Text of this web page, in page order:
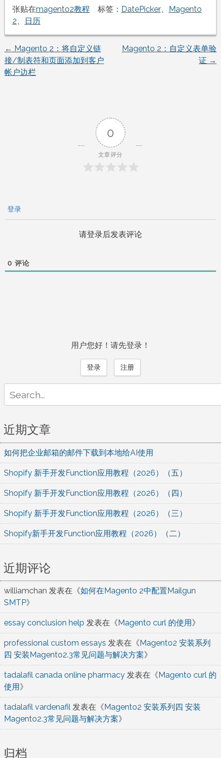
张贴在magento2教程 标签： DatePicker、
Magento
2、 日历
文
章
← Magento 2：将自定义链
接/制表符和页面添加到客户
帐户边栏
Magento 2：自定义表单验
证 →
0
文章评分
登录
请登录后发表评论
0 评论
用户您好！请先登录！
登录 注册
for:
近期文章
如何把企业邮箱的邮件下载到本地给AI使用
Shopify 新手开发Function应用教程（2026）（五）
Shopify 新手开发Function应用教程（2026）（四）
Shopify 新手开发Function应用教程（2026）（三）
Shopify新手开发Function应用教程（2026）（二）
近期评论
williamchan 发表在《如何在Magento 2中配置Mailgun
SMTP》
essay conclusion help 发表在《Magento curl 的使用》
professional custom essays 发表在《Magento2 安装系列
四 安装Magento2.3常见问题与解决方案》
tadalafil canada online pharmacy 发表在《Magento curl 的
使用》
tadalafil vardenafil 发表在《Magento2 安装系列四 安装
Magento2.3常见问题与解决方案》
归档